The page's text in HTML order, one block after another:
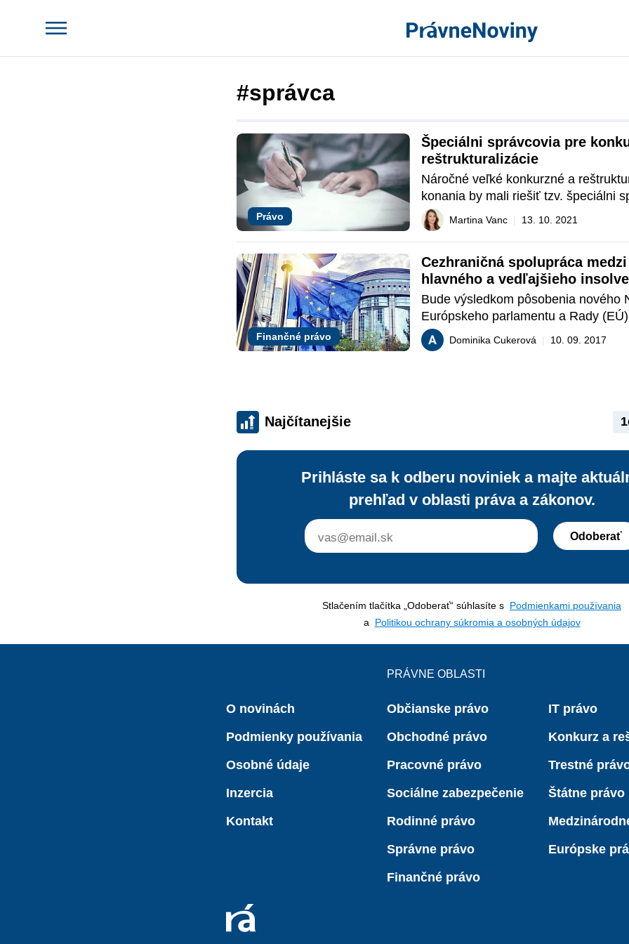
#správca
Právo
Špeciálni správcovia pre
reštrukturalizácie
Náročné veľké konkurzné a
konania by mali riešiť tzv. špeciálni
ktorí majú dostatočné odborné a
skúsenosti. V rámci predloženia
zákona o riešení hroziaceho úpadku
Ministerstvo spravodlivosti  SR aj
zákona o správcoch, ktorý zavádza
správcov a požiadavky na ich
Martina Vanc 13. 10. 2021
Finančné právo
Cezhraničná spolupráca
hlavného a vedľajšieho
konania.
Bude výsledkom pôsobenia nového
Európskeho parlamentu a Rady
zo dňa 20. mája 2015 efektívnejšia
medzi správcami hlavného a
tak koordináciu paralelne
Dominika Cukerová 10. 09. 2017
Najčítanejšie
Prihláste sa k odberu noviniek a majte
prehľad v oblasti práva a zákonov.
Odoberať
Stlačením tlačítka „Odoberať“ súhlasíte s Podmienkami používania
a Politikou ochrany súkromia a osobných údajov
O novinách
Podmienky používania
Osobné údaje
Inzercia
Kontakt
PRÁVNE OBLASTI
Občianske právo
Obchodné právo
Pracovné právo
Sociálne zabezpečenie
Rodinné právo
Správne právo
Finančné právo
IT právo
Konkurz a
Trestné
Štátne právo
Európske